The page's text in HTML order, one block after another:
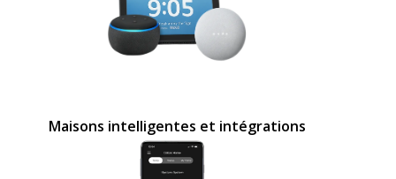
Maisons intelligentes et intégrations